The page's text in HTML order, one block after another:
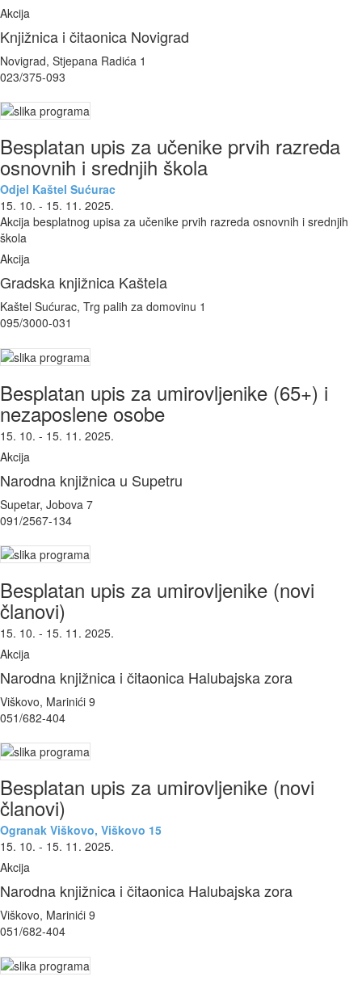
Akcija
Knjižnica i čitaonica Novigrad
Novigrad, Stjepana Radića 1
023/375-093
Besplatan upis za učenike prvih razreda
osnovnih i srednjih škola
Odjel Kaštel Sućurac
15. 10. - 15. 11. 2025.
Akcija besplatnog upisa za učenike prvih razreda osnovnih i srednjih
škola
Akcija
Gradska knjižnica Kaštela
Kaštel Sućurac, Trg palih za domovinu 1
095/3000-031
Besplatan upis za umirovljenike (65+) i
nezaposlene osobe
15. 10. - 15. 11. 2025.
Akcija
Narodna knjižnica u Supetru
Supetar, Jobova 7
091/2567-134
Besplatan upis za umirovljenike (novi
članovi)
15. 10. - 15. 11. 2025.
Akcija
Narodna knjižnica i čitaonica Halubajska zora
Viškovo, Marinići 9
051/682-404
Besplatan upis za umirovljenike (novi
članovi)
Ogranak Viškovo, Viškovo 15
15. 10. - 15. 11. 2025.
Akcija
Narodna knjižnica i čitaonica Halubajska zora
Viškovo, Marinići 9
051/682-404